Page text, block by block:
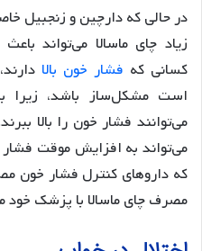
در حالی که دارچین و زنجبیل
زیاد چای ماسالا می‌تواند
کسانی که فشار خون بالا
است مشکل‌ساز باشد، زیرا
می‌توانند فشار خون را بالا
می‌تواند به افزایش موقت فشار
که داروهای کنترل فشار خون
مصرف چای ماسالا با پزشک خود